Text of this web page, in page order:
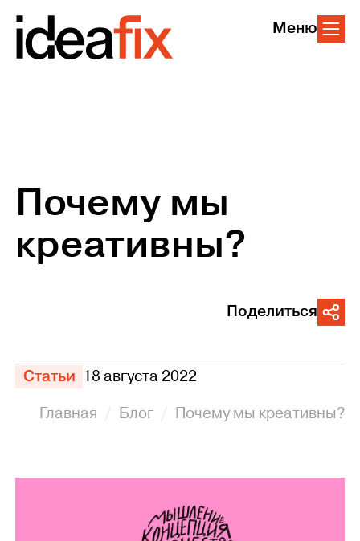
Меню
Почему мы
креативны?
Поделиться
Статьи 18 августа 2022
Главная
Блог Почему мы креативны?